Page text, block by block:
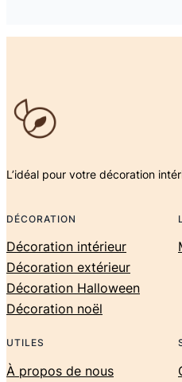
L’idéal pour votre décoration
DÉCORATION
Décoration intérieur
Décoration extérieur
Décoration Halloween
Décoration noël
UTILES
À propos de nous